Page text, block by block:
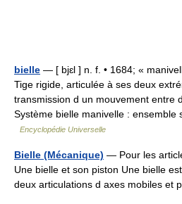
bielle — [ bjɛl ] n. f. • 1684; «
Tige rigide, articulée à ses deux
transmission d un mouvement entre
Système bielle manivelle :
Encyclopédie Universelle
Bielle (Mécanique) — Pour les
Une bielle et son piston Une bielle
deux articulations d axes mobiles